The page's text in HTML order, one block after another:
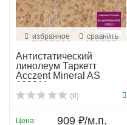
избранное сравнить
Антистатический
линолеум Таркетт
Acczent Mineral AS
100011
(0)
Цена: 909 ₽/м.п.